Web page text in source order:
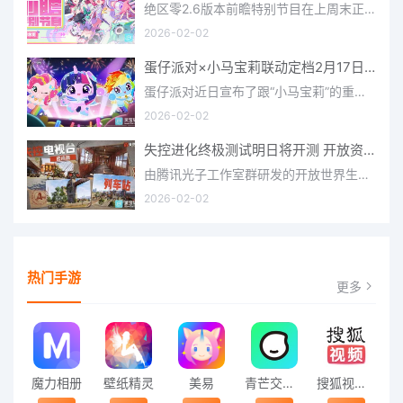
绝区零2.6版本前瞻特别节目在上周末正式播出，官方给玩家们带来了许多关于最新版本的相关资讯和上线时间，不少
2026-02-02
蛋仔派对×小马宝莉联动定档2月17日 联动外观将登场
蛋仔派对近日宣布了跟“小马宝莉”的重磅联动！并且时间定档在了2月17日，此次联动将会上新很多外观，各种小马宝
2026-02-02
失控进化终极测试明日将开测 开放资格预下载已开启
由腾讯光子工作室群研发的开放世界生存进化手游《失控进化》宣布，终极测试将于明日正式开启，目前测试资格预下
2026-02-02
热门手游 更多
魔力相册 壁纸精灵 美易 青芒交友软件官方版2021 v1.3 搜狐视频app免费送会员下载安装到手机 v8.8.5